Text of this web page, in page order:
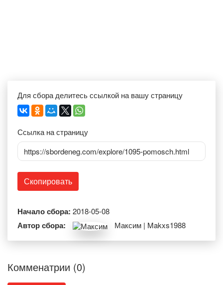
Для сбора делитесь ссылкой на вашу страницу
Ссылка на страницу
https://sbordeneg.com/explore/1095-pomosch.html
Скопировать
Начало сбора: 2018-05-08
Автор сбора: Максим | Makxs1988
Комменатрии (0)